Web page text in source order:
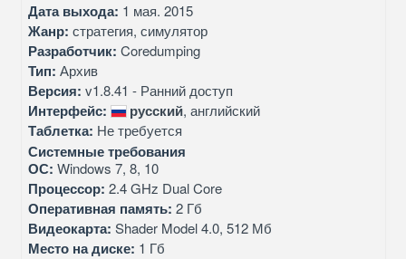
Дата выхода: 1 мая. 2015
Жанр: стратегия, симулятор
Разработчик: Coredumping
Тип: Архив
Версия: v1.8.41 - Ранний доступ
Интерфейс: русский, английский
Таблетка: Не требуется
Системные требования
ОС: Windows 7, 8, 10
Процессор: 2.4 GHz Dual Core
Оперативная память: 2 Гб
Видеокарта: Shader Model 4.0, 512 Мб
Место на диске: 1 Гб